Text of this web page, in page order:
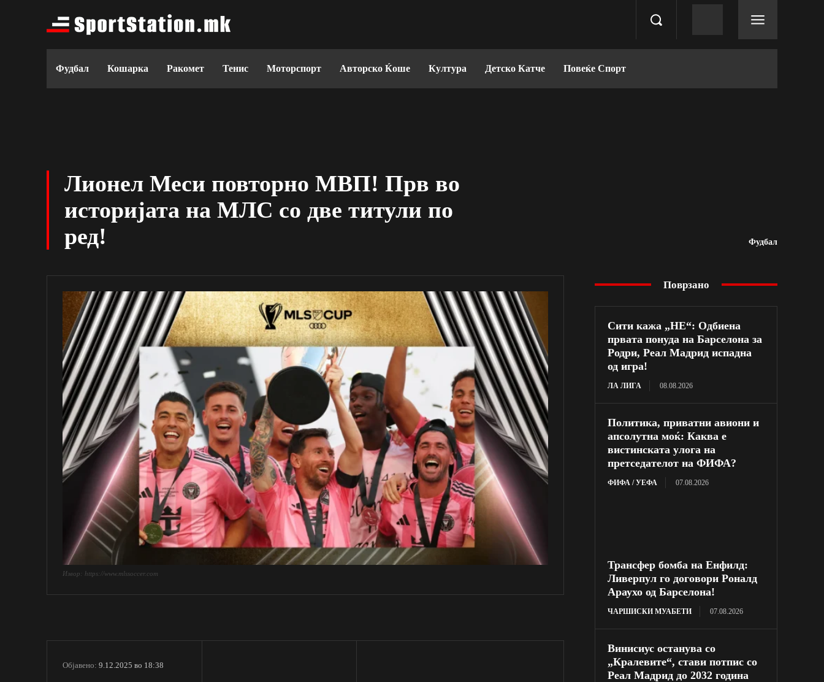
Фудбал Кошарка Ракомет Тенис Моторспорт Авторско Ќоше Култура Детско Катче Повеќе Спорт
Лионел Меси повторно МВП! Прв во
историјата на МЛС со две титули по
ред!
Фудбал
Извор: https://www.mlssoccer.com
Објавено: 9.12.2025 во 18:38
Поврзано
Сити кажа „НЕ“: Одбиена
првата понуда на Барселона за
Родри, Реал Мадрид испадна
од игра!
ЛА ЛИГА 08.08.2026
Политика, приватни авиони и
апсолутна моќ: Каква е
вистинската улога на
претседателот на ФИФА?
ФИФА / УЕФА 07.08.2026
Трансфер бомба на Енфилд:
Ливерпул го договори Роналд
Араухо од Барселона!
ЧАРШИСКИ МУАБЕТИ 07.08.2026
Винисиус останува со
„Кралевите“, стави потпис со
Реал Мадрид до 2032 година